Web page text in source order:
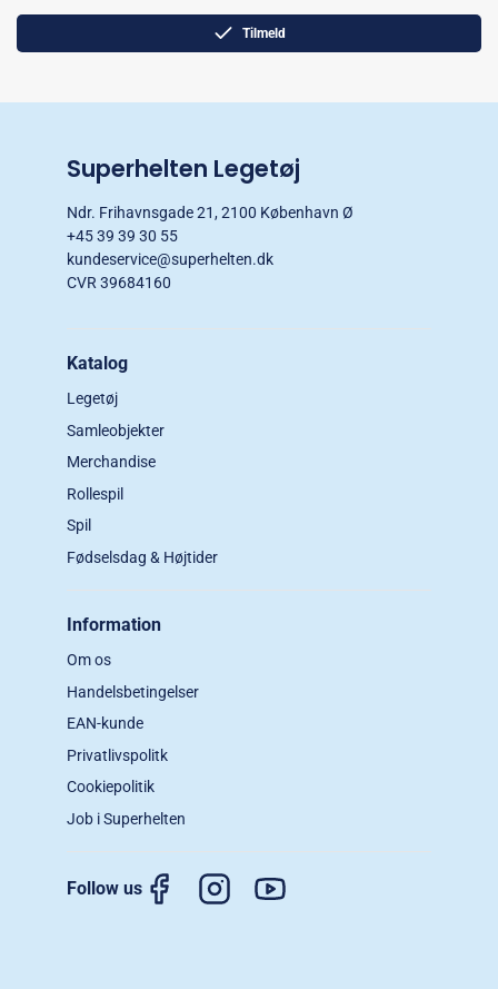
Tilmeld
Superhelten Legetøj
Ndr. Frihavnsgade 21, 2100 København Ø
+45 39 39 30 55
kundeservice@superhelten.dk
CVR 39684160
Katalog
Legetøj
Samleobjekter
Merchandise
Rollespil
Spil
Fødselsdag & Højtider
Information
Om os
Handelsbetingelser
EAN-kunde
Privatlivspolitk
Cookiepolitik
Job i Superhelten
Follow us